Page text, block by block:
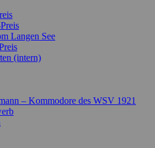
Langen See
(intern)
– Kommodore des WSV 1921